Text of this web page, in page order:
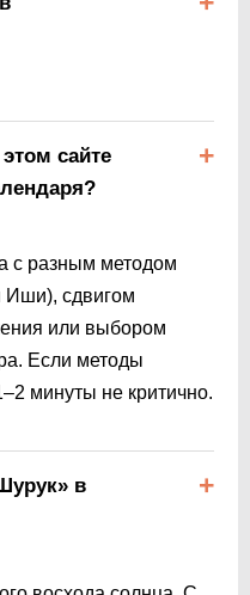
сайте
с разным методом
Иши), сдвигом
или выбором
Если методы
минуты не критично.
в